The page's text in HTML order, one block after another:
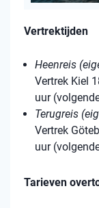
Vertrektijden
Heenreis
Vertrek Kiel
uur
Terugreis
Vertrek
uur
Tarieven